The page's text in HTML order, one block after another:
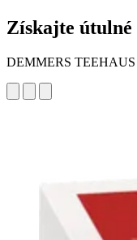
Získajte útulné
DEMMERS TEEHAUS